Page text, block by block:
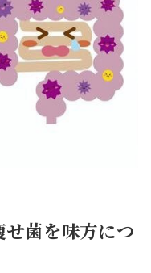
菌を味方につ